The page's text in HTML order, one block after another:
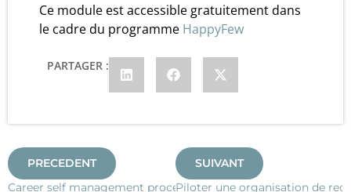
Ce module est accessible gratuitement dans
le cadre du programme HappyFew
PARTAGER :
PRECEDENT
Career self management process
SUIVANT
Piloter une organisation de